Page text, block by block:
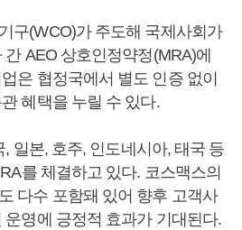
구(WCO)가 주도해 국제사회가
AEO 상호인정약정(MRA)에
은 협정국에서 별도 인증 없이
혜택을 누릴 수 있다.
일본, 호주, 인도네시아, 태국 등
를 체결하고 있다. 코스맥스의
다수 포함돼 있어 향후 고객사
운영에 긍정적 효과가 기대된다.